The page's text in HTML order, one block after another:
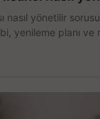
nasıl yönetilir
yenileme planı